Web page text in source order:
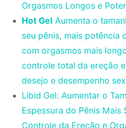
Orgasmos Longos e
Hot Gel Aumenta o
seu pênis, mais potência
com orgasmos mais
controle total da ereção
desejo e desempenho
Libid Gel: Aumentar o
Espessura do Pênis Mais
Controle da Ereção e